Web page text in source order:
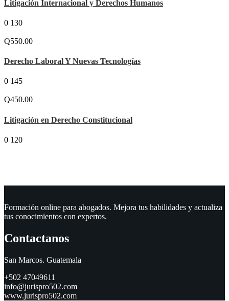
Litigación Internacional y Derechos Humanos
0 130
Q550.00
Derecho Laboral Y Nuevas Tecnologías
0 145
Q450.00
Litigación en Derecho Constitucional
0 120
Formación online para abogados. Mejora tus habilidades y actualiza
tus conocimientos con expertos.
Contactanos
San Marcos. Guatemala
+502 47049611
info@jurispro502.com
www.jurispro502.com